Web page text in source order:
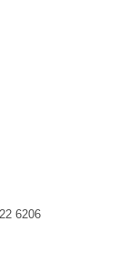
6206